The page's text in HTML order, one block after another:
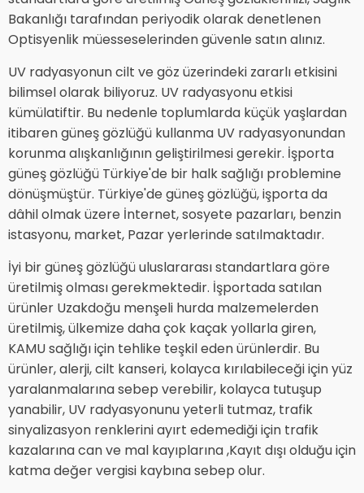
Bakanlığı tarafından periyodik olarak denetlenen
Optisyenlik müesseselerinden güvenle satın alınız.
UV radyasyonun cilt ve göz üzerindeki zararlı etkisini
bilimsel olarak biliyoruz. UV radyasyonu etkisi
kümülatiftir. Bu nedenle toplumlarda küçük yaşlardan
itibaren güneş gözlüğü kullanma UV radyasyonundan
korunma alışkanlığının geliştirilmesi gerekir. İşporta
güneş gözlüğü Türkiye'de bir halk sağlığı problemine
dönüşmüştür. Türkiye'de güneş gözlüğü, işporta da
dâhil olmak üzere İnternet, sosyete pazarları, benzin
istasyonu, market, Pazar yerlerinde satılmaktadır.
İyi bir güneş gözlüğü uluslararası standartlara göre
üretilmiş olması gerekmektedir. İşportada satılan
ürünler Uzakdoğu menşeli hurda malzemelerden
üretilmiş, ülkemize daha çok kaçak yollarla giren,
KAMU sağlığı için tehlike teşkil eden ürünlerdir. Bu
ürünler, alerji, cilt kanseri, kolayca kırılabileceği için yüz
yaralanmalarına sebep verebilir, kolayca tutuşup
yanabilir, UV radyasyonunu yeterli tutmaz, trafik
sinyalizasyon renklerini ayırt edemediği için trafik
kazalarına can ve mal kayıplarına ,Kayıt dışı olduğu için
katma değer vergisi kaybına sebep olur.